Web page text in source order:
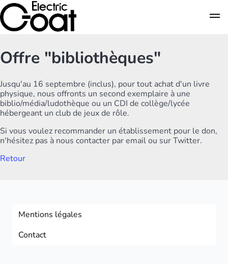
Offre "bibliothèques"
Jusqu'au 16 septembre (inclus), pour tout achat d'un livre
physique, nous offronts un second exemplaire à une
biblio/média/ludothèque ou un CDI de collège/lycée
hébergeant un club de jeux de rôle.
Si vous voulez recommander un établissement pour le don,
n'hésitez pas à nous contacter par email ou sur Twitter.
Retour
Mentions légales
Contact